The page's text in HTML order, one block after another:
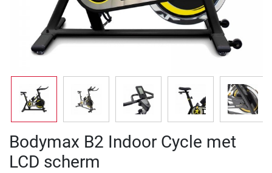
Bodymax B2 Indoor Cycle met
LCD scherm